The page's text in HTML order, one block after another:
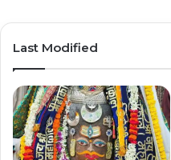
Last Modified